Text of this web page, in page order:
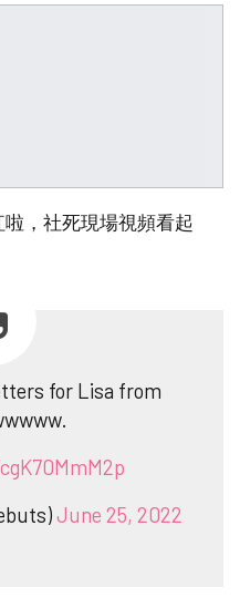
，社死現場視頻看起
for Lisa from
June 25, 2022